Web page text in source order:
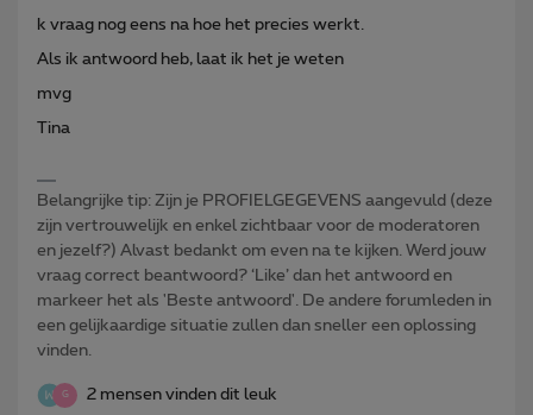
k vraag nog eens na hoe het precies werkt.
Als ik antwoord heb, laat ik het je weten
mvg
Tina
Belangrijke tip: Zijn je PROFIELGEGEVENS aangevuld (deze
zijn vertrouwelijk en enkel zichtbaar voor de moderatoren
en jezelf?) Alvast bedankt om even na te kijken. Werd jouw
vraag correct beantwoord? ‘Like’ dan het antwoord en
markeer het als 'Beste antwoord'. De andere forumleden in
een gelijkaardige situatie zullen dan sneller een oplossing
vinden.
G 2 mensen vinden dit leuk